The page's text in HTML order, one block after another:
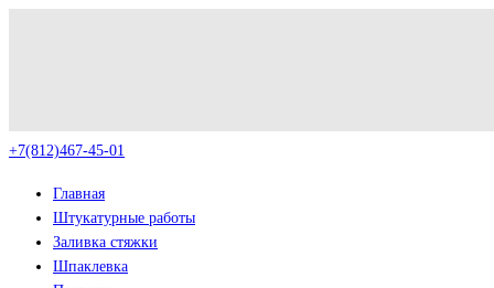
+7(812)467-45-01
Главная
Штукатурные работы
Заливка стяжки
Шпаклевка